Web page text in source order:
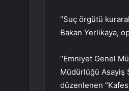
“Suç örgütü
Bakan Yerlikaya,
“Emniyet Genel
Müdürlüğü Asayiş
düzenlenen